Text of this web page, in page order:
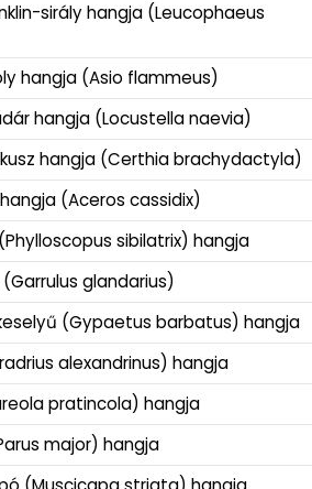
sirály hangja (Leucophaeus
hangja (Asio flammeus)
hangja (Locustella naevia)
hangja (Certhia brachydactyla)
(Aceros cassidix)
sibilatrix) hangja
glandarius)
(Gypaetus barbatus) hangja
alexandrinus) hangja
pratincola) hangja
major) hangja